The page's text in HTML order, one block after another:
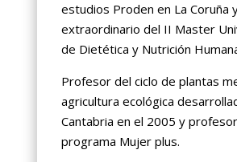
estudios Proden en La Coruña
extraordinario del II Master
de Dietética y Nutrición
Profesor del ciclo de plantas
agricultura ecológica
Cantabria en el 2005 y
programa Mujer plus.